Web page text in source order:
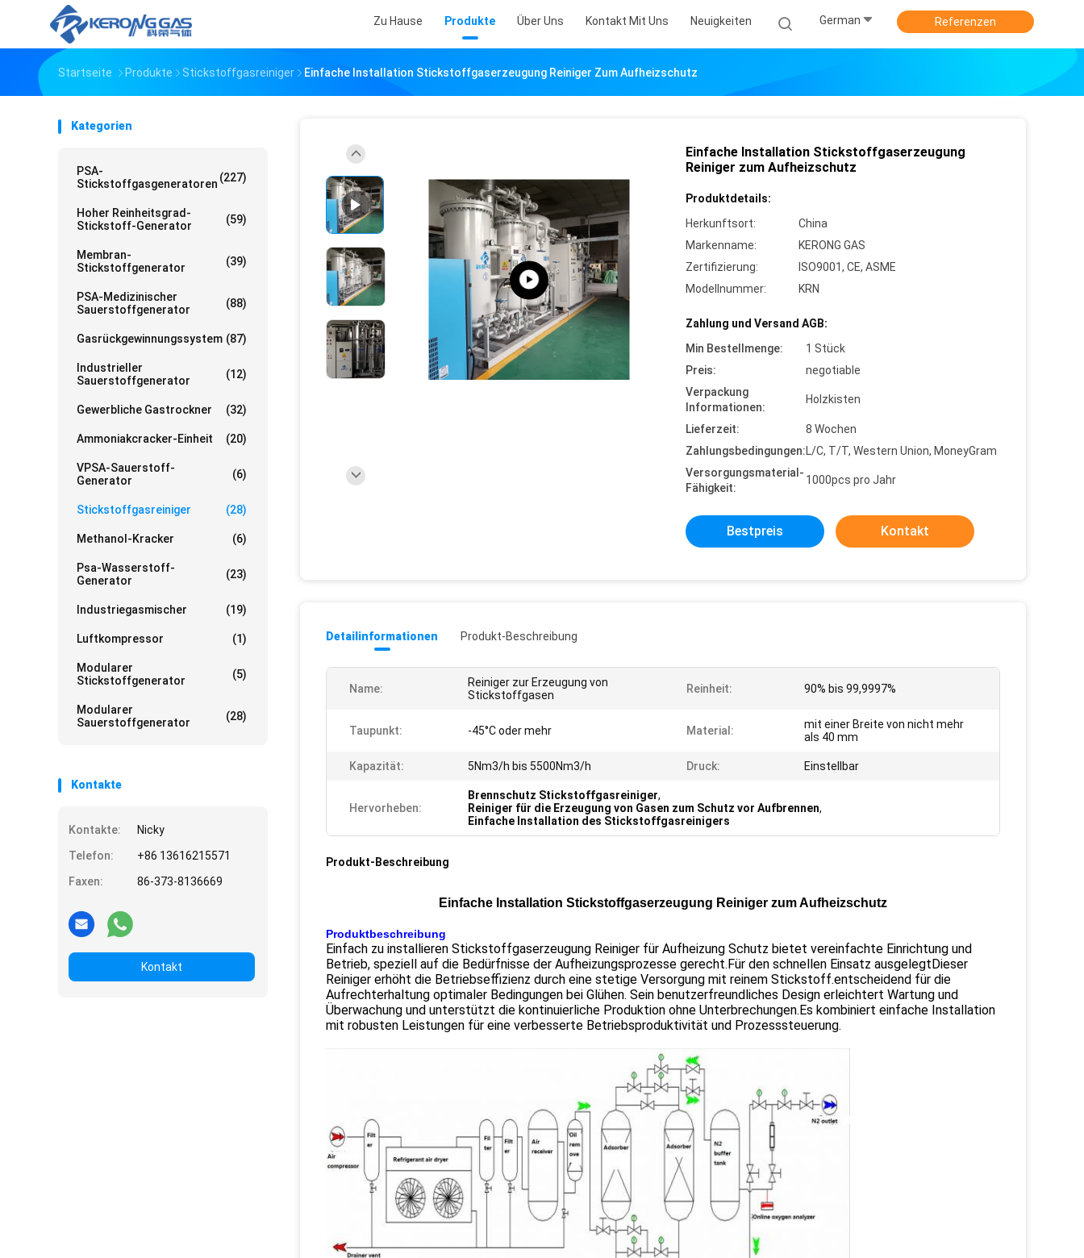
Zu Hause Produkte Über Uns Kontakt Mit Uns Neuigkeiten German Referenzen
Startseite Produkte Stickstoffgasreiniger Einfache Installation Stickstoffgaserzeugung Reiniger Zum Aufheizschutz
Kategorien
PSA-
Stickstoffgasgeneratoren (227)
Hoher Reinheitsgrad-
Stickstoff-Generator
(59)
Membran-
Stickstoffgenerator
(39)
PSA-Medizinischer
Sauerstoffgenerator
(88)
Gasrückgewinnungssystem (87)
Industrieller
Sauerstoffgenerator
(12)
Gewerbliche Gastrockner (32)
Ammoniakcracker-Einheit (20)
VPSA-Sauerstoff-
Generator
(6)
Stickstoffgasreiniger (28)
Methanol-Kracker (6)
Psa-Wasserstoff-
Generator
(23)
Industriegasmischer (19)
Luftkompressor (1)
Modularer
Stickstoffgenerator
(5)
Modularer
Sauerstoffgenerator
(28)
Kontakte
Kontakte:
Nicky
Telefon:
+86 13616215571
Faxen:
86-373-8136669
Kontakt
Einfache Installation Stickstoffgaserzeugung
Reiniger zum Aufheizschutz
Produktdetails:
Herkunftsort:
China
Markenname:
KERONG GAS
Zertifizierung:
ISO9001, CE, ASME
Modellnummer:
KRN
Zahlung und Versand AGB:
Min Bestellmenge:
1 Stück
Preis:
negotiable
Verpackung
Informationen:
Holzkisten
Lieferzeit:
8 Wochen
Zahlungsbedingungen:L/C, T/T, Western Union, MoneyGram
Versorgungsmaterial-
Fähigkeit:
1000pcs pro Jahr
Bestpreis Kontakt
Detailinformationen Produkt-Beschreibung
Name:
Reiniger zur Erzeugung von
Stickstoffgasen
Reinheit: 90% bis 99,9997%
Taupunkt: -45°C oder mehr Material:
mit einer Breite von nicht mehr
als 40 mm
Kapazität: 5Nm3/h bis 5500Nm3/h Druck: Einstellbar
Hervorheben:
Brennschutz Stickstoffgasreiniger,
Reiniger für die Erzeugung von Gasen zum Schutz vor Aufbrennen,
Einfache Installation des Stickstoffgasreinigers
Produkt-Beschreibung
Einfache Installation Stickstoffgaserzeugung Reiniger zum Aufheizschutz
Produktbeschreibung
Einfach zu installieren Stickstoffgaserzeugung Reiniger für Aufheizung Schutz bietet vereinfachte Einrichtung und
Betrieb, speziell auf die Bedürfnisse der Aufheizungsprozesse gerecht.Für den schnellen Einsatz ausgelegtDieser
Reiniger erhöht die Betriebseffizienz durch eine stetige Versorgung mit reinem Stickstoff.entscheidend für die
Aufrechterhaltung optimaler Bedingungen bei Glühen. Sein benutzerfreundliches Design erleichtert Wartung und
Überwachung und unterstützt die kontinuierliche Produktion ohne Unterbrechungen.Es kombiniert einfache Installation
mit robusten Leistungen für eine verbesserte Betriebsproduktivität und Prozesssteuerung.